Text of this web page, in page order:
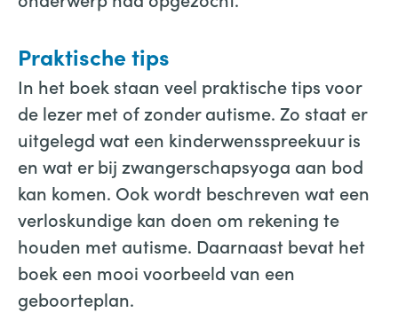
Praktische tips
In het boek staan veel praktische tips voor
de lezer met of zonder autisme. Zo staat er
uitgelegd wat een kinderwensspreekuur is
en wat er bij zwangerschapsyoga aan bod
kan komen. Ook wordt beschreven wat een
verloskundige kan doen om rekening te
houden met autisme. Daarnaast bevat het
boek een mooi voorbeeld van een
geboorteplan.